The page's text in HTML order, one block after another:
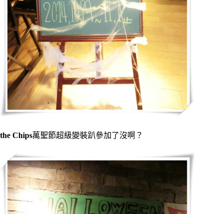
the Chips萬聖節超級變裝趴參加了沒啊？